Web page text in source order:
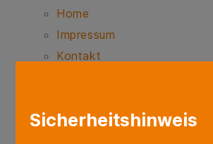
Home
Impressum
Kontakt
Störung melden – Strom
Sicherheitshinweis